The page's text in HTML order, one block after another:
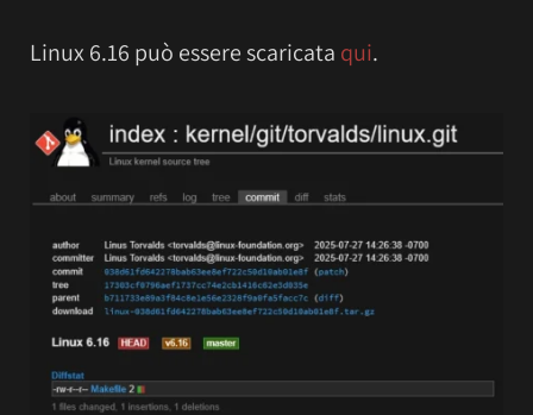
Linux 6.16 può essere scaricata qui.